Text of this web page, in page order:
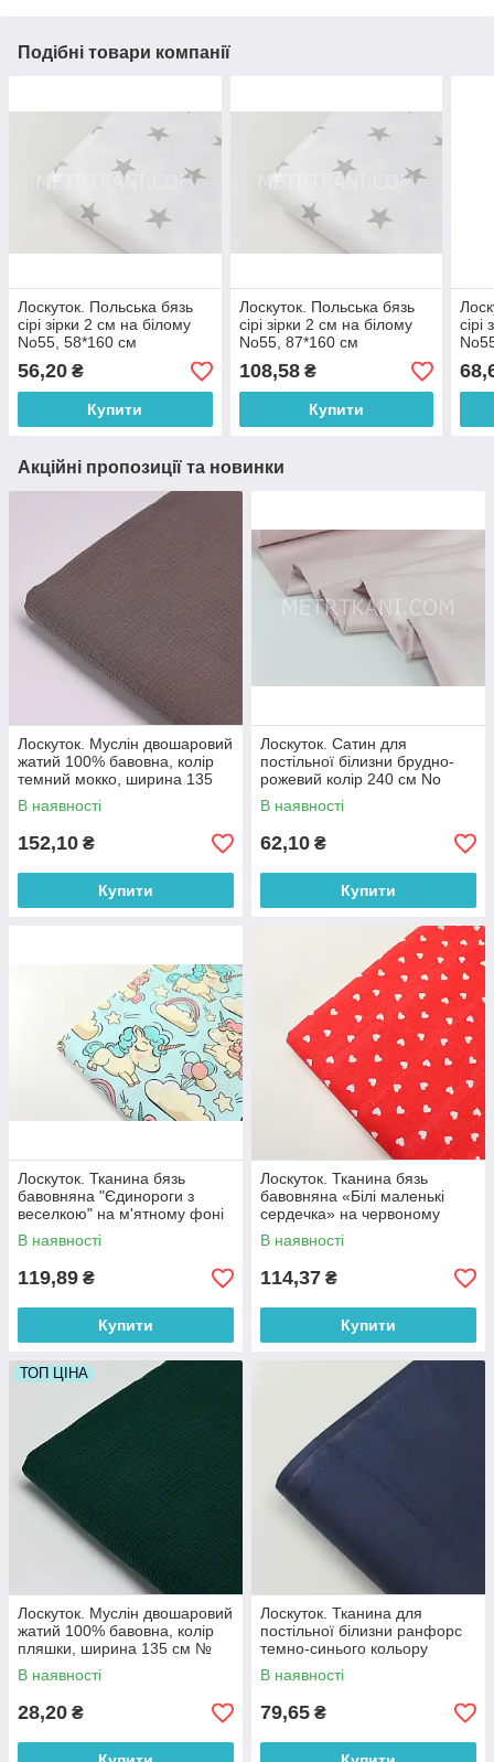
Подібні товари компанії
Лоскуток. Польська бязь
сірі зірки 2 см на білому
No55, 58*160 см
56,20 ₴
Купити
Лоскуток. Польська бязь
сірі зірки 2 см на білому
No55, 87*160 см
108,58₴
Купити
Акційні пропозиції та новинки
Лоскуток. Муслін двошаровий
жатий 100% бавовна, колір
темний мокко, ширина 135
см № МЖ2-40, 90*135 см
В наявності
152,10 ₴
Купити
Лоскуток. Сатин для
постільної білизни брудно-
рожевий колір 240 см No
ПС-0019, 27*240 см
В наявності
62,10 ₴
Купити
Лоскуток. Тканина бязь
бавовняна "Єдинороги з
веселкою" на м'ятному фоні
№ 702, 87*160 см
В наявності
119,89 ₴
Купити
Лоскуток. Тканина бязь
бавовняна «Білі маленькі
сердечка» на червоному
фоні №989, 100% бавовна,
83*160 см
В наявності
114,37 ₴
Купити
ТОП ЦІНА
Лоскуток. Муслін двошаровий
жатий 100% бавовна, колір
пляшки, ширина 135 см №
МЖ2-70,45*50 см
В наявності
28,20 ₴
Лоскуток. Тканина для
постільної білизни ранфорс
темно-синього кольору
Туреччина 240 см No WH-
0074-83, 45*240 см
В наявності
79,65 ₴